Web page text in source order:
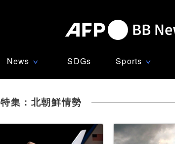
News ∨ SDGs Sports ∨
特集：北朝鮮情勢